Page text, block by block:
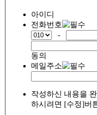
아이디
전화번호
-
동의
메일주소
작성하신 내용을
하시려면 [수정]버